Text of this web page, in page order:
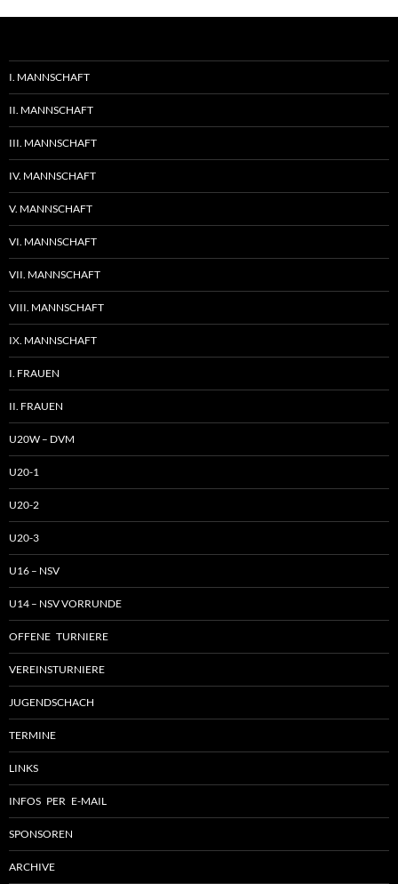
I. MANNSCHAFT
II. MANNSCHAFT
III. MANNSCHAFT
IV. MANNSCHAFT
V. MANNSCHAFT
VI. MANNSCHAFT
VII. MANNSCHAFT
VIII. MANNSCHAFT
IX. MANNSCHAFT
I. FRAUEN
II. FRAUEN
U20W – DVM
U20-1
U20-2
U20-3
U16 – NSV
U14 – NSV VORRUNDE
OFFENE TURNIERE
VEREINSTURNIERE
JUGENDSCHACH
TERMINE
LINKS
INFOS PER E-MAIL
SPONSOREN
ARCHIVE